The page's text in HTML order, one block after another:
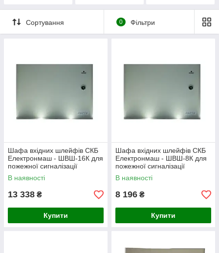
Сортування 0 Фільтри
Шафа вхідних шлейфів СКБ
Електронмаш - ШВШ-16К для
пожежної сигналізації
В наявності
13 338 ₴
Купити
Шафа вхідних шлейфів СКБ
Електронмаш - ШВШ-8К для
пожежної сигналізації
В наявності
8 196 ₴
Купити